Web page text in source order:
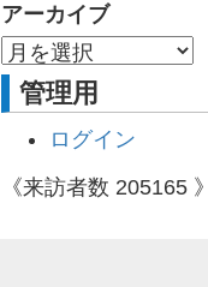
アーカイブ
管理用
ログイン
《来訪者数 205165》